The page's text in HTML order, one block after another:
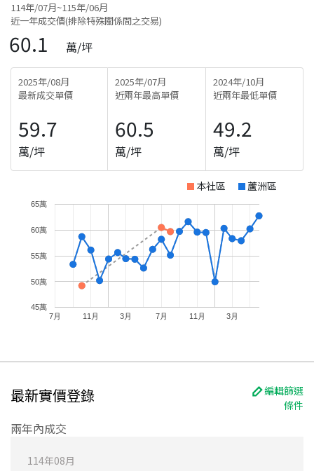
114年/07月~115年/06月
近一年成交價(排除特殊關係間之交易)
60.1 萬/坪
2025年/08月
最新成交單價
59.7
萬/坪
2025年/07月
近兩年最高單價
60.5
萬/坪
2024年/10月
近兩年最低單價
49.2
萬/坪
本社區 蘆洲區
7月 11月 3月 7月 11月 3月
45萬
50萬
55萬
60萬
65萬
最新實價登錄
編輯篩選
條件
兩年內成交
114年08月